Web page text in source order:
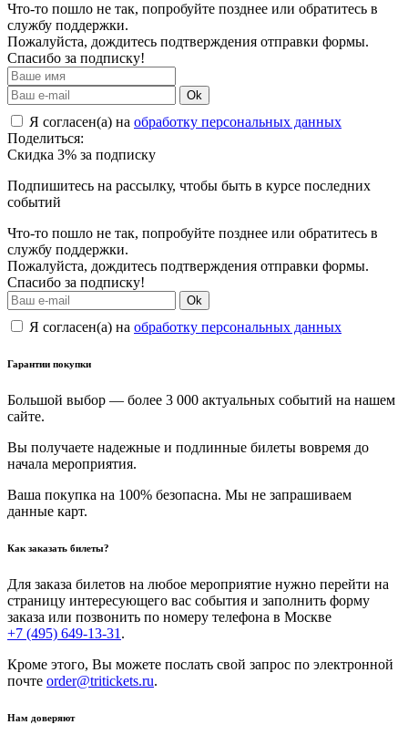
Что-то пошло не так, попробуйте позднее или обратитесь в
службу поддержки.
Пожалуйста, дождитесь подтверждения отправки формы.
Спасибо за подписку!
Ok
Я согласен(а) на обработку персональных данных
Поделиться:
Скидка 3% за подписку
Подпишитесь на рассылку, чтобы быть в курсе последних
событий
Что-то пошло не так, попробуйте позднее или обратитесь в
службу поддержки.
Пожалуйста, дождитесь подтверждения отправки формы.
Спасибо за подписку!
Ok
Я согласен(а) на обработку персональных данных
Гарантии покупки
Большой выбор — более 3 000 актуальных событий на нашем
сайте.
Вы получаете надежные и подлинные билеты вовремя до
начала мероприятия.
Ваша покупка на 100% безопасна. Мы не запрашиваем
данные карт.
Как заказать билеты?
Для заказа билетов на любое мероприятие нужно перейти на
страницу интересующего вас события и заполнить форму
заказа или позвонить по номеру телефона в Москве
+7 (495) 649-13-31 .
Кроме этого, Вы можете послать свой запрос по электронной
почте order@tritickets.ru.
Нам доверяют